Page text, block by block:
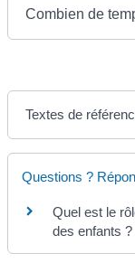
Combien de
Textes de
Questions ?
Quel est le
des enfants ?